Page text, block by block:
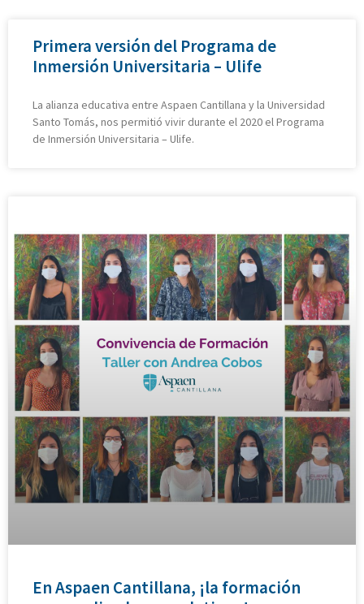
Primera versión del Programa de
Inmersión Universitaria – Ulife
La alianza educativa entre Aspaen Cantillana y la Universidad
Santo Tomás, nos permitió vivir durante el 2020 el Programa
de Inmersión Universitaria – Ulife.
En Aspaen Cantillana, ¡la formación